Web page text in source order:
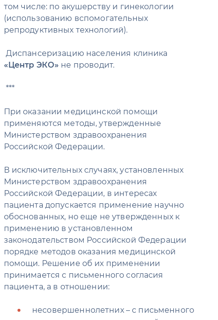
том числе: по акушерству и гинекологии
(использованию вспомогательных
репродуктивных технологий).
Диспансеризацию населения клиника
Центр ЭКО
не проводит.
***
При оказании медицинской помощи
применяются методы, утвержденные
Министерством здравоохранения
Российской Федерации.
В исключительных случаях, установленных
Министерством здравоохранения
Российской Федерации, в интересах
пациента допускается применение научно
обоснованных, но еще не утвержденных к
применению в установленном
законодательством Российской Федерации
порядке методов оказания медицинской
помощи. Решение об их применении
принимается с письменного согласия
пациента, а в отношении:
несовершеннолетних – с письменного